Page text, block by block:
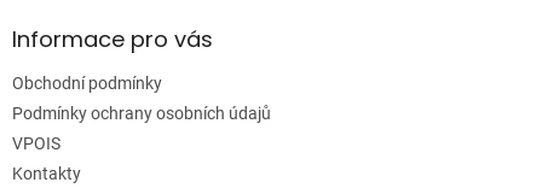
aInformace pro vás
Obchodní podmínky
Podmínky ochrany osobních údajů
VPOIS
Kontakty